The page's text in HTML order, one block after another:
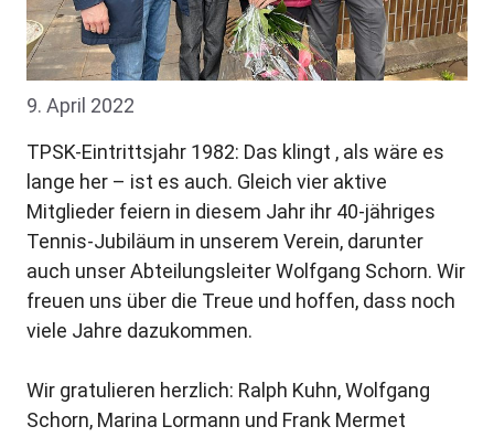
9. April 2022
TPSK-Eintrittsjahr 1982: Das klingt , als wäre es
lange her – ist es auch. Gleich vier aktive
Mitglieder feiern in diesem Jahr ihr 40-jähriges
Tennis-Jubiläum in unserem Verein, darunter
auch unser Abteilungsleiter Wolfgang Schorn. Wir
freuen uns über die Treue und hoffen, dass noch
viele Jahre dazukommen.
Wir gratulieren herzlich: Ralph Kuhn, Wolfgang
Schorn, Marina Lormann und Frank Mermet